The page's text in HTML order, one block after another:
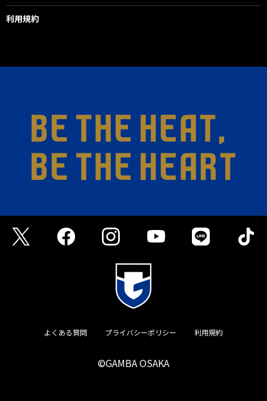
利用規約
よくある質問 プライバシーポリシー 利用規約
©GAMBA OSAKA